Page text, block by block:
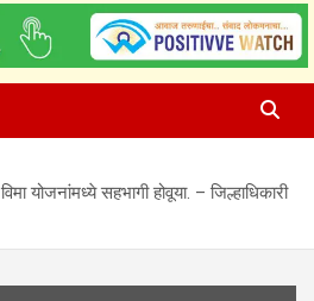
योजनांमध्ये सहभागी होवूया. – जिल्हाधिकारी